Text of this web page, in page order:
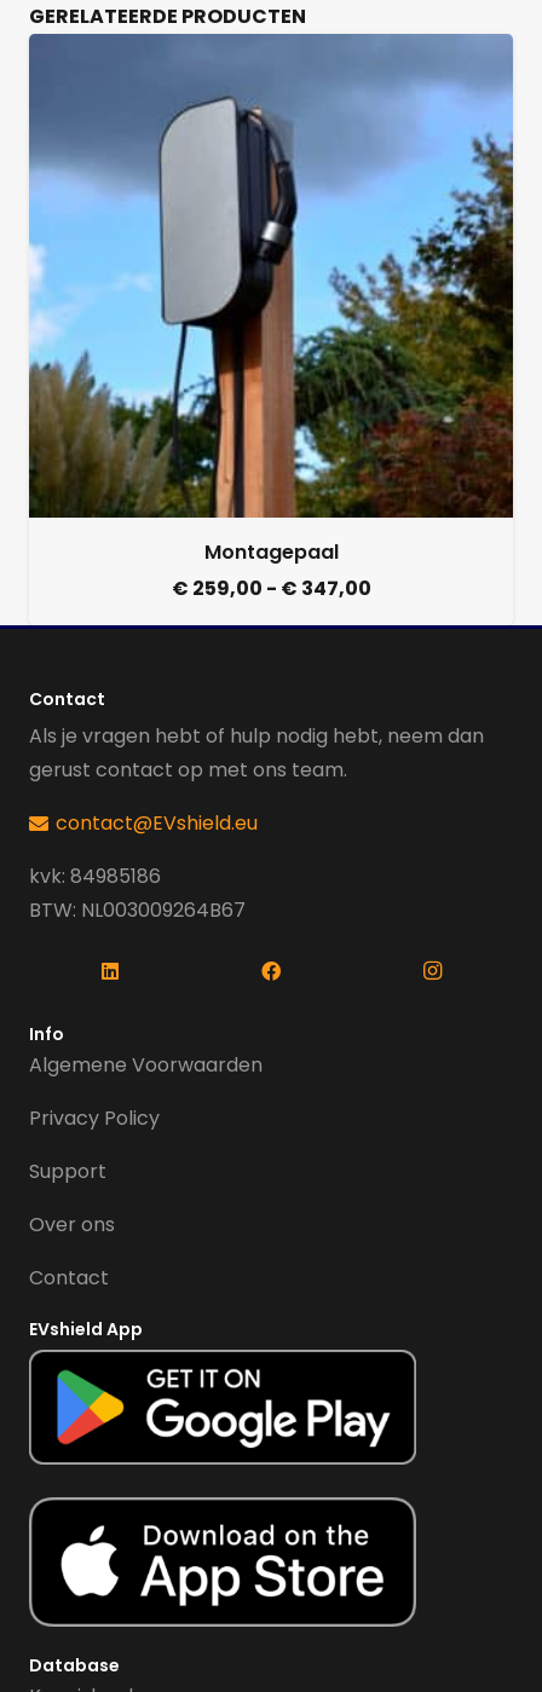
GERELATEERDE PRODUCTEN
EVnoX TUBE
€79,00
Contact
Als je vragen hebt of hulp nodig hebt, neem dan
gerust contact op met ons team.
contact@EVshield.eu
kvk: 84985186
BTW: NL003009264B67
Info
Algemene Voorwaarden
Privacy Policy
Support
Over ons
Contact
EVshield App
Database